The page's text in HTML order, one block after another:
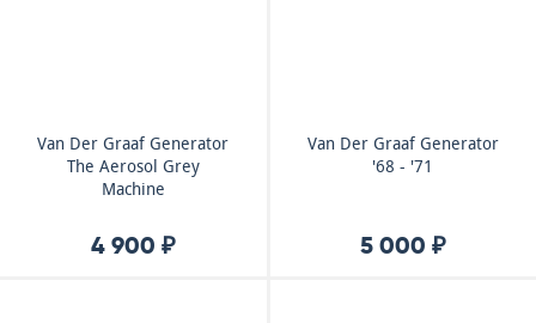
Van Der Graaf Generator
The Aerosol Grey
Machine
4 900 ₽
Van Der Graaf Generator
'68 - '71
5 000 ₽